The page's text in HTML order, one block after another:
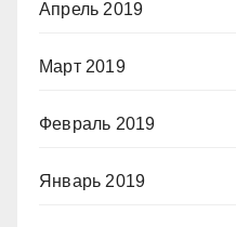
Апрель 2019
Март 2019
Февраль 2019
Январь 2019